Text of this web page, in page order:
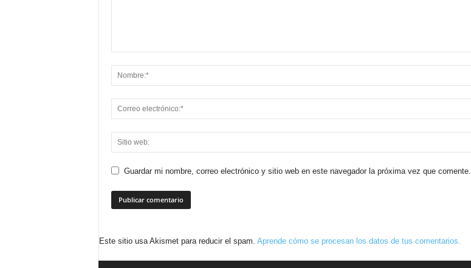
Guardar mi nombre, correo electrónico y sitio web en este navegador la próxima vez que comente.
Este sitio usa Akismet para reducir el spam. Aprende cómo se procesan los datos de tus comentarios.